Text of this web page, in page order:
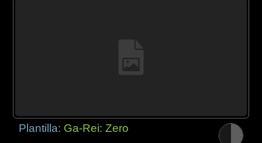
Plantilla: Ga-Rei: Zero